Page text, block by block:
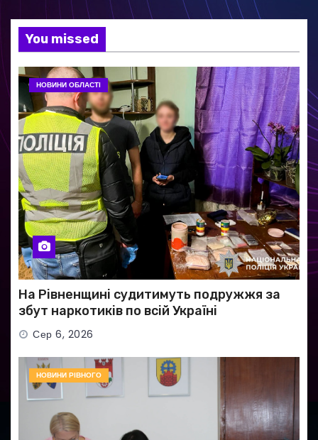
You missed
НОВИНИ ОБЛАСТІ
На Рівненщині судитимуть подружжя за
збут наркотиків по всій Україні
Сер 6, 2026
НОВИНИ РІВНОГО